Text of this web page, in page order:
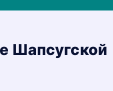
Шапсугской